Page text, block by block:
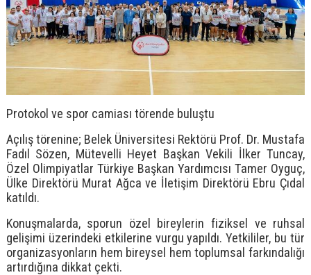
Protokol ve spor camiası törende buluştu
Açılış törenine; Belek Üniversitesi Rektörü Prof. Dr. Mustafa
Fadıl Sözen, Mütevelli Heyet Başkan Vekili İlker Tuncay,
Özel Olimpiyatlar Türkiye Başkan Yardımcısı Tamer Oyguç,
Ülke Direktörü Murat Ağca ve İletişim Direktörü Ebru Çıdal
katıldı.
Konuşmalarda, sporun özel bireylerin fiziksel ve ruhsal
gelişimi üzerindeki etkilerine vurgu yapıldı. Yetkililer, bu tür
organizasyonların hem bireysel hem toplumsal farkındalığı
artırdığına dikkat çekti.